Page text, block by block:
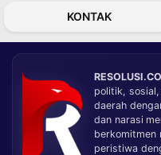
KONTAK
RESOLUSI.CO
politik, sosial,
daerah
dan narasi
berkomitmen
peristiwa